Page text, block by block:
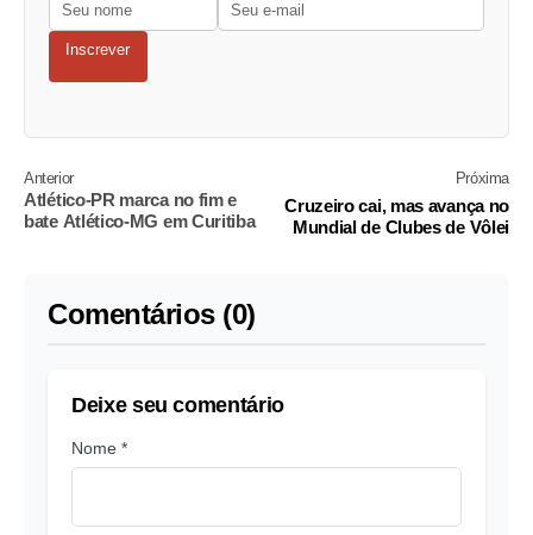
Inscrever
Anterior
Atlético-PR marca no fim e
bate Atlético-MG em Curitiba
Próxima
Cruzeiro cai, mas avança no
Mundial de Clubes de Vôlei
Comentários (0)
Deixe seu comentário
Nome *